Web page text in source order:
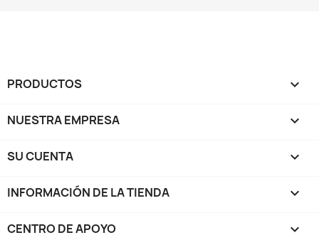
PRODUCTOS 
NUESTRA EMPRESA 
SU CUENTA 
INFORMACIÓN DE LA TIENDA keyboard_arrow_down
CENTRO DE APOYO 